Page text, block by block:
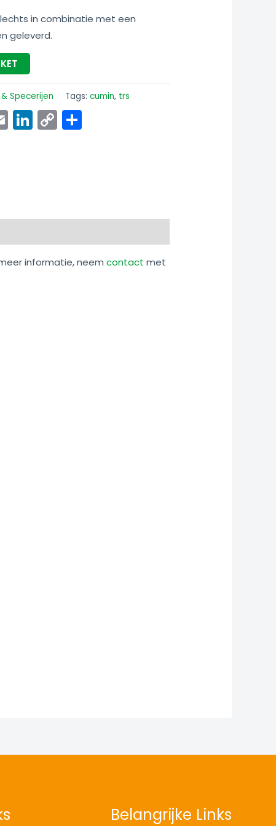
in combinatie met een
geleverd.
Specerijen Tags: cumin, trs
EmailLinkedIn
Copy
informatie, neemcontact met
Belangrijke Links